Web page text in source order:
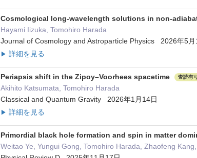
Cosmological long-wavelength solutions in non-
Hayami Iizuka, Tomohiro Harada
Journal of Cosmology and Astroparticle Physics 2026年5月
▶ 詳細を見る
Periapsis shift in the Zipoy–Voorhees spacetime 査読有り
Akihito Katsumata, Tomohiro Harada
Classical and Quantum Gravity 2026年1月14日
▶ 詳細を見る
Primordial black hole formation and spin in matter
Weitao Ye, Yungui Gong, Tomohiro Harada, Zhaofeng